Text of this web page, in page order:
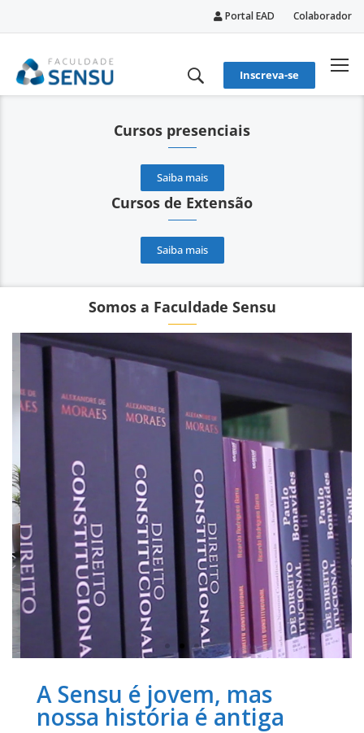
Portal EAD Colaborador
Inscreva-se
Cursos presenciais
Saiba mais
Cursos de Extensão
Saiba mais
Somos a Faculdade Sensu
A Sensu é jovem, mas
nossa história é antiga